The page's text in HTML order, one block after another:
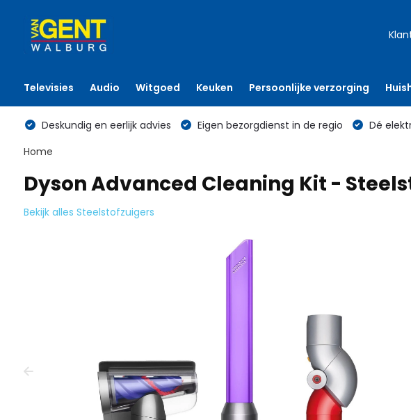
Televisies Audio Witgoed Keuken Persoonlijke verzorging
Deskundig en eerlijk advies Eigen bezorgdienst in de regio
Dé
Home
Dyson Advanced Cleaning Kit -
Bekijk alles Steelstofzuigers